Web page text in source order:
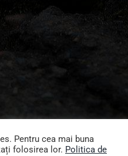
Buzău
Pentru cea mai buna
folosirea lor. Politica de